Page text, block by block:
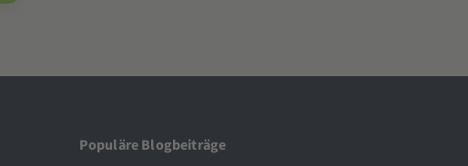
Populäre Blogbeiträge